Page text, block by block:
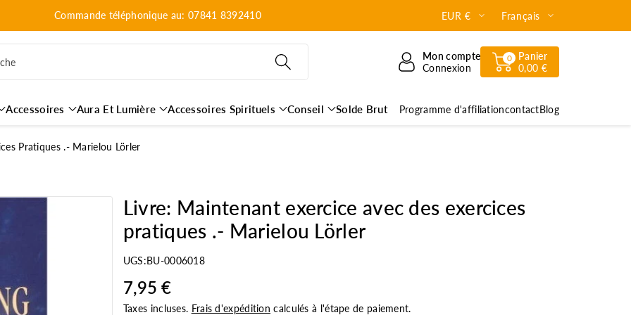
Commande téléphonique au: 07841 8392410 EUR € Français
Mon compte
Connexion
0
Panier
0,00 €
Accessoires Aura Et Lumière Accessoires Spirituels Conseil Solde Brut Programme d'affiliationcontactBlog
Pratiques .- Marielou Lörler
Livre: Maintenant exercice avec des exercices
pratiques .- Marielou Lörler
UGS:BU-0006018
7,95 €
Taxes incluses. Frais d'expédition calculés à l'étape de paiement.